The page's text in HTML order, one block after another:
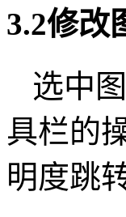
3.2修改
选中
具栏的
明度跳